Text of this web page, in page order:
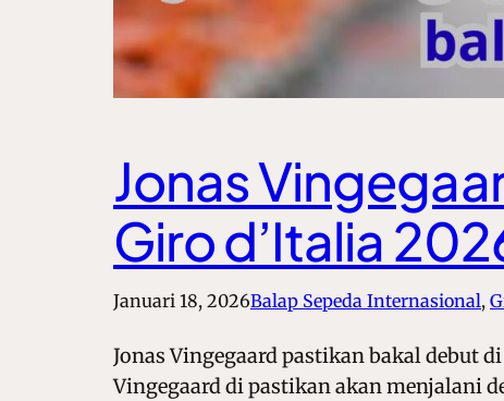
Jonas
Giro d’Italia
Januari 18, 2026Balap Sepeda Internasional,
Jonas Vingegaard pastikan bakal debut
Vingegaard di pastikan akan menjalani